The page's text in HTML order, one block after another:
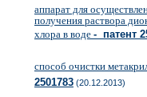
аппарат для
получения раствора
хлора в воде - патент
способ очистки
2501783 (20.12.2013)